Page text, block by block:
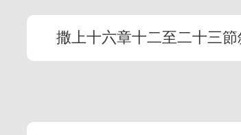
撒上十六章十二至二十三